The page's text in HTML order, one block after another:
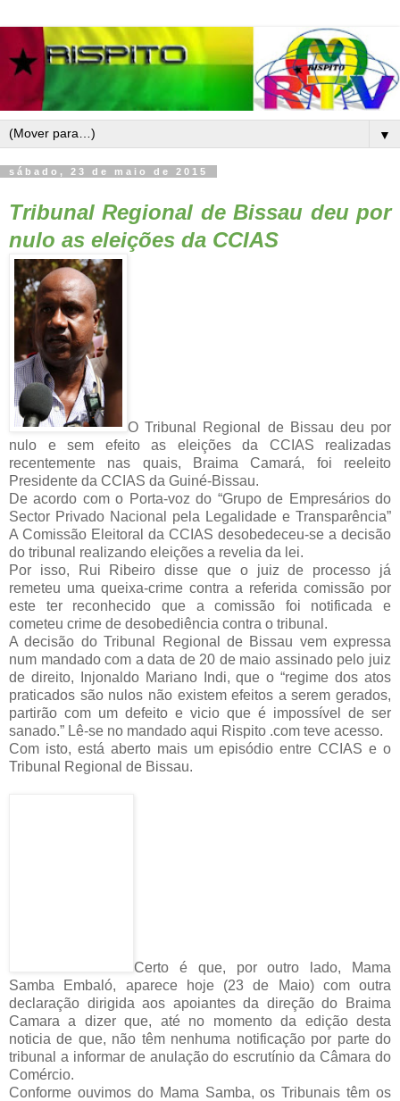
▼
sábado, 23 de maio de 2015
Tribunal Regional de Bissau deu por
nulo as eleições da CCIAS
O Tribunal Regional de Bissau deu por
nulo e sem efeito as eleições da CCIAS realizadas
recentemente nas quais, Braima Camará, foi reeleito
Presidente da CCIAS da Guiné-Bissau.
De acordo com o Porta-voz do “Grupo de Empresários do
Sector Privado Nacional pela Legalidade e Transparência”
A Comissão Eleitoral da CCIAS desobedeceu-se a decisão
do tribunal realizando eleições a revelia da lei.
Por isso, Rui Ribeiro disse que o juiz de processo já
remeteu uma queixa-crime contra a referida comissão por
este ter reconhecido que a comissão foi notificada e
cometeu crime de desobediência contra o tribunal.
A decisão do Tribunal Regional de Bissau vem expressa
num mandado com a data de 20 de maio assinado pelo juiz
de direito, Injonaldo Mariano Indi, que o “regime dos atos
praticados são nulos não existem efeitos a serem gerados,
partirão com um defeito e vicio que é impossível de ser
sanado.” Lê-se no mandado aqui Rispito .com teve acesso.
Com isto, está aberto mais um episódio entre CCIAS e o
Tribunal Regional de Bissau.
Certo é que, por outro lado, Mama
Samba Embaló, aparece hoje (23 de Maio) com outra
declaração dirigida aos apoiantes da direção do Braima
Camara a dizer que, até no momento da edição desta
noticia de que, não têm nenhuma notificação por parte do
tribunal a informar de anulação do escrutínio da Câmara do
Comércio.
Conforme ouvimos do Mama Samba, os Tribunais têm os